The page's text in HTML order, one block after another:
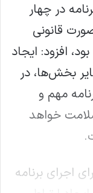
در چهار
قانونی
افزود: ایجاد
بخش‌ها، در
مهم و
خواهد
اجرای برنامه